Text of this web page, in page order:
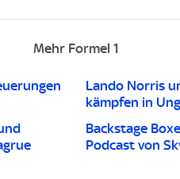
Mehr Formel 1
Lando Norris
kämpfen in
Backstage
Podcast von